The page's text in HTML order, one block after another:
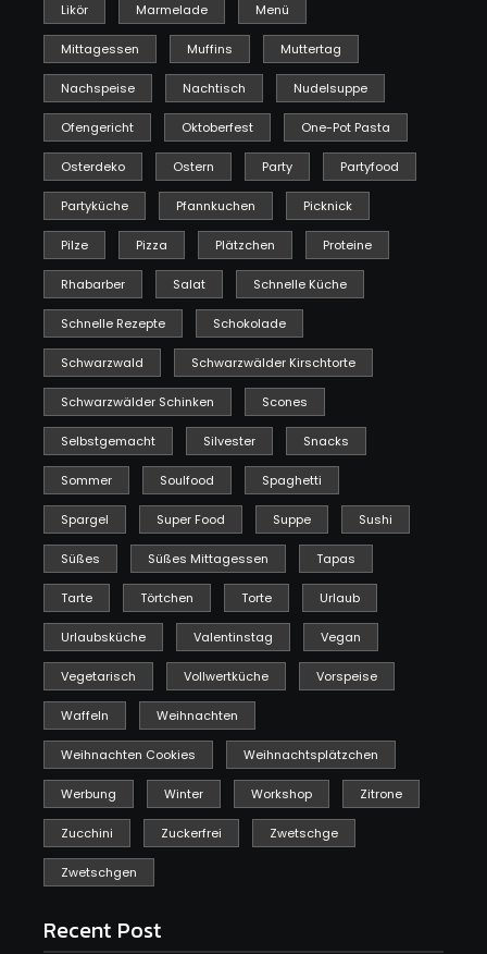
Likör Marmelade Menü
Mittagessen Muffins Muttertag
Nachspeise Nachtisch Nudelsuppe
Ofengericht Oktoberfest One-Pot Pasta
Osterdeko Ostern Party Partyfood
Partyküche Pfannkuchen Picknick
Pilze Pizza Plätzchen Proteine
Rhabarber Salat Schnelle Küche
Schnelle Rezepte Schokolade
Schwarzwald Schwarzwälder Kirschtorte
Schwarzwälder Schinken Scones
Selbstgemacht Silvester Snacks
Sommer Soulfood Spaghetti
Spargel Super Food Suppe Sushi
Süßes Süßes Mittagessen Tapas
Tarte Törtchen Torte Urlaub
Urlaubsküche Valentinstag Vegan
Vegetarisch Vollwertküche Vorspeise
Waffeln Weihnachten
Weihnachten Cookies Weihnachtsplätzchen
Werbung Winter Workshop Zitrone
Zucchini Zuckerfrei Zwetschge
Zwetschgen
Recent Post